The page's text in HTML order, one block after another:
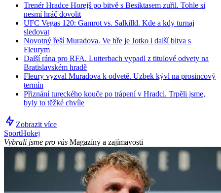
Trenér Hradce Horejš po bitvě s Besiktasem zuřil. Tohle si
nesmí hráč dovolit
UFC Vegas 120: Gamrot vs. Salkilld. Kde a kdy turnaj
sledovat
Novotný řeší Muradova. Ve hře je Jotko i další bitva s
Fleurym
Další rána pro RFA. Lutterbach vypadl z titulové odvety na
Bratislavském hradě
Fleury vyzval Muradova k odvetě. Uzbek kývl na prosincový
termín
Přiznání tureckého kouče po trápení v Hradci. Trpěli jsme,
byly to těžké chvíle
Zobrazit více
SportHokej
Vybrali jsme pro vás Magazíny a zajímavosti